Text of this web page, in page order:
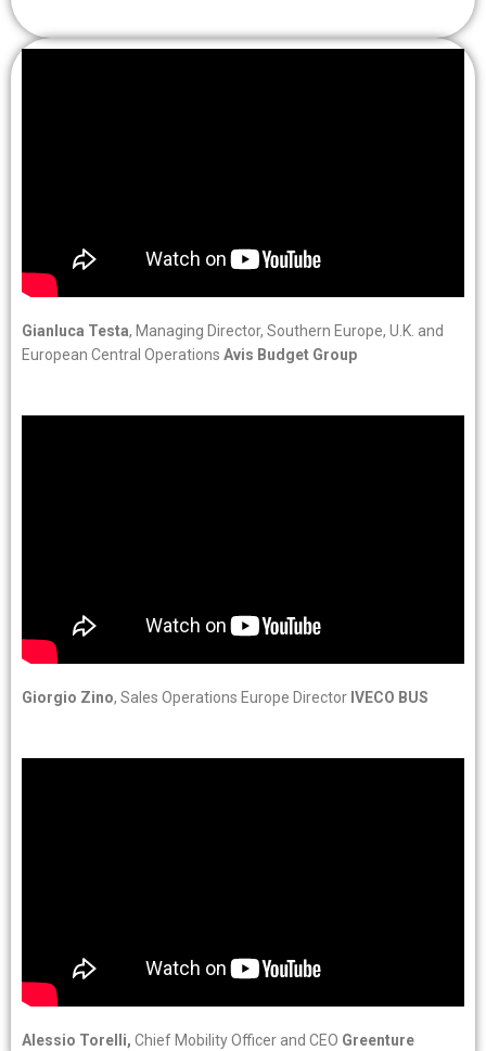
Gianluca Testa, Managing Director, Southern Europe, U.K. and
European Central Operations Avis Budget Group
Giorgio Zino, Sales Operations Europe Director IVECO BUS
Alessio Torelli, Chief Mobility Officer and CEO Greenture